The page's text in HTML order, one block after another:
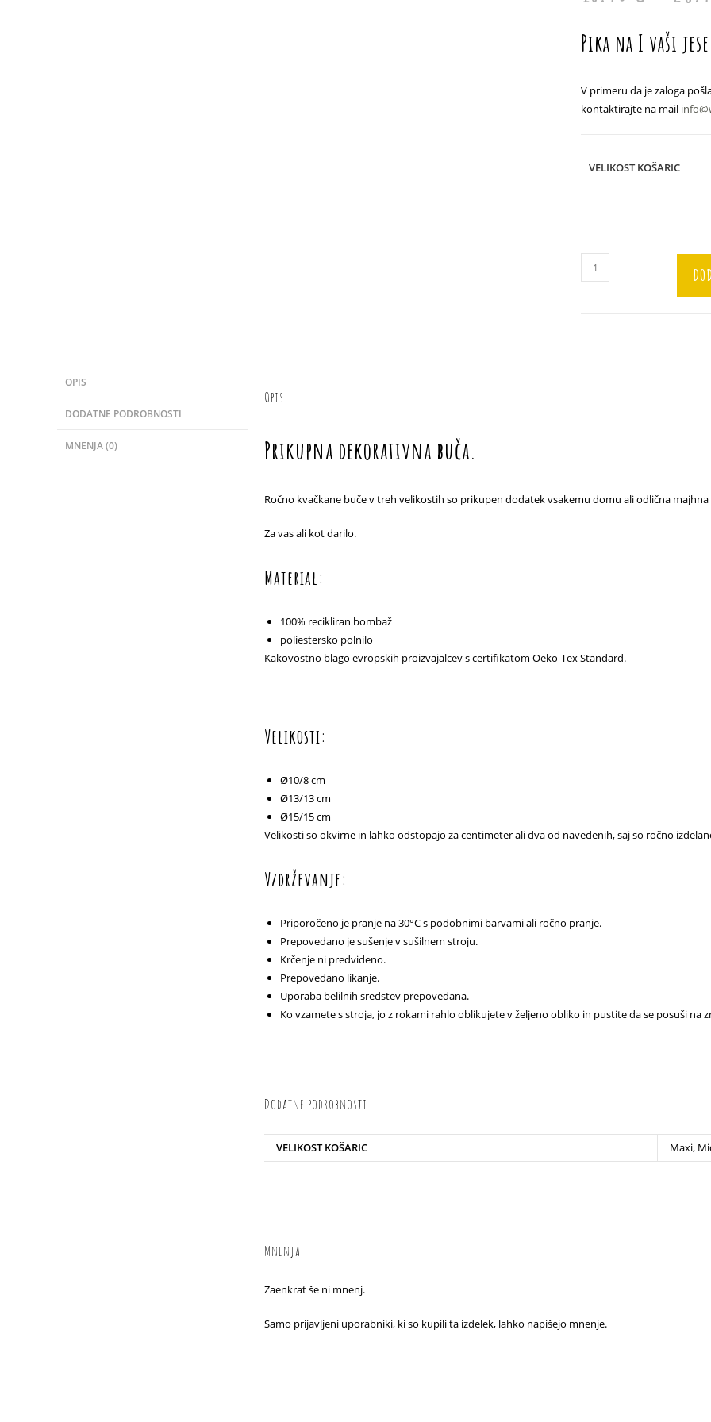
Pika na I vaši
V primeru da je zaloga
kontaktirajte na mail
VELIKOST KOŠARIC
Buča
"Beige"
OPIS
DODATNE PODROBNOSTI
MNENJA (0)
Opis
Prikupna dekorativna buča.
Ročno kvačkane buče v treh velikostih so prikupen dodatek vsakemu domu ali odlična
Za vas ali kot darilo.
Material:
100% recikliran bombaž
poliestersko polnilo
Kakovostno blago evropskih proizvajalcev s certifikatom Oeko-Tex Standard.
Velikosti:
Ø10/8 cm
Ø13/13 cm
Ø15/15 cm
Velikosti so okvirne in lahko odstopajo za centimeter ali dva od navedenih, saj so ročno
Vzdrževanje:
Priporočeno je pranje na 30°C s podobnimi barvami ali ročno pranje.
Prepovedano je sušenje v sušilnem stroju.
Krčenje ni predvideno.
Prepovedano likanje.
Uporaba belilnih sredstev prepovedana.
Ko vzamete s stroja, jo z rokami rahlo oblikujete v željeno obliko in pustite da se posuši na
Dodatne podrobnosti
VELIKOST KOŠARIC Maxi,
Mnenja
Zaenkrat še ni mnenj.
Samo prijavljeni uporabniki, ki so kupili ta izdelek, lahko napišejo mnenje.